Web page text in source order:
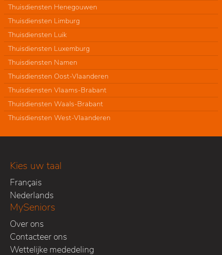
Thuisdiensten Henegouwen
Thuisdiensten Limburg
Thuisdiensten Luik
Thuisdiensten Luxemburg
Thuisdiensten Namen
Thuisdiensten Oost-Vlaanderen
Thuisdiensten Vlaams-Brabant
Thuisdiensten Waals-Brabant
Thuisdiensten West-Vlaanderen
Kies uw taal
Français
Nederlands
MySeniors
Over ons
Contacteer ons
Wettelijke mededeling